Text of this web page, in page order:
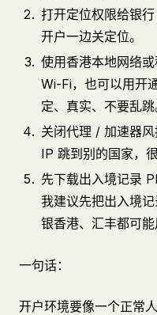
打开定位权限给银
开户一边关定位。
使用香港本地网络
Wi-Fi，也可以用开
定、真实、不要乱跳
关闭代理 / 加速器风
IP 跳到别的国家，
先下载出入境记录
我建议先把出入境
银香港、汇丰都可能
一句话：
开户环境要像一个正常